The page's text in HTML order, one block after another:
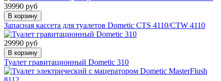
39990 руб
В корзину
Запасная кассета для туалетов Dometic CTS 4110/CTW 4110
29990 руб
В корзину
Туалет гравитационный Dometic 310